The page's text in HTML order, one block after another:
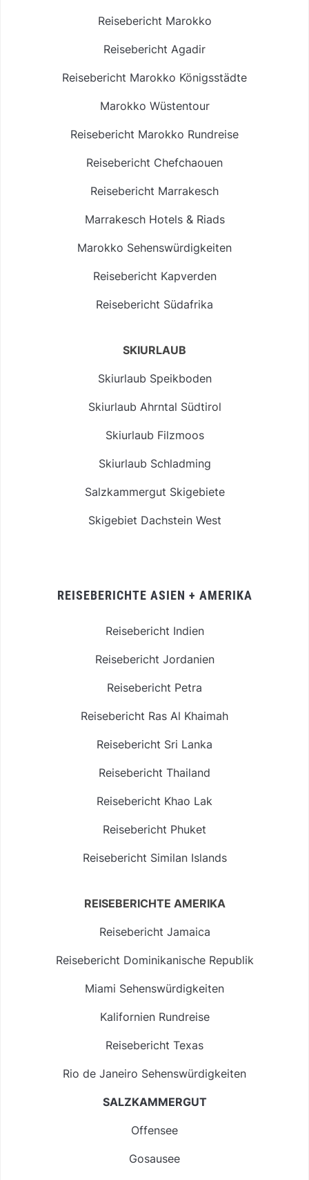
Reisebericht Marokko
Reisebericht Agadir
Reisebericht Marokko Königsstädte
Marokko Wüstentour
Reisebericht Marokko Rundreise
Reisebericht Chefchaouen
Reisebericht Marrakesch
Marrakesch Hotels & Riads
Marokko Sehenswürdigkeiten
Reisebericht Kapverden
Reisebericht Südafrika
SKIURLAUB
Skiurlaub Speikboden
Skiurlaub Ahrntal Südtirol
Skiurlaub Filzmoos
Skiurlaub Schladming
Salzkammergut Skigebiete
Skigebiet Dachstein West
REISEBERICHTE ASIEN + AMERIKA
Reisebericht Indien
Reisebericht Jordanien
Reisebericht Petra
Reisebericht Ras Al Khaimah
Reisebericht Sri Lanka
Reisebericht Thailand
Reisebericht Khao Lak
Reisebericht Phuket
Reisebericht Similan Islands
REISEBERICHTE AMERIKA
Reisebericht Jamaica
Reisebericht Dominikanische Republik
Miami Sehenswürdigkeiten
Kalifornien Rundreise
Reisebericht Texas
Rio de Janeiro Sehenswürdigkeiten
SALZKAMMERGUT
Offensee
Gosausee